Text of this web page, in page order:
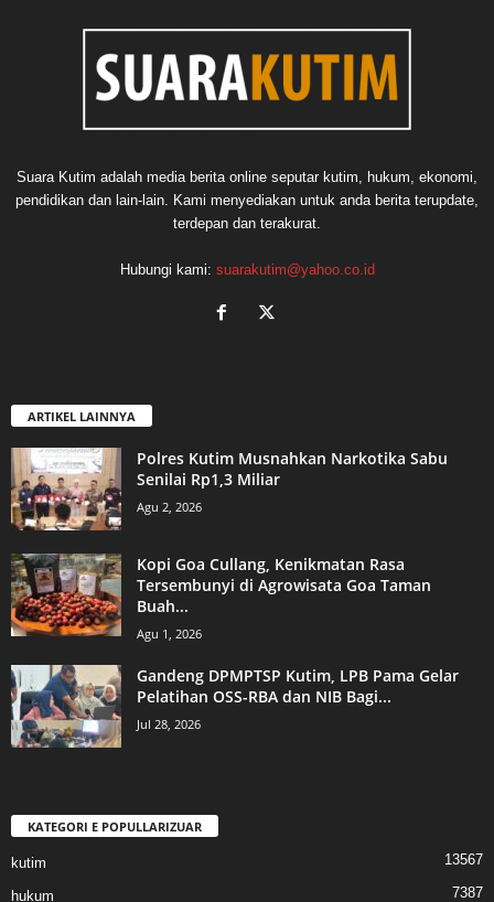
Suara Kutim adalah media berita online seputar kutim, hukum, ekonomi,
pendidikan dan lain-lain. Kami menyediakan untuk anda berita terupdate,
terdepan dan terakurat.
Hubungi kami: suarakutim@yahoo.co.id
ARTIKEL LAINNYA
Polres Kutim Musnahkan Narkotika Sabu
Senilai Rp1,3 Miliar
Agu 2, 2026
Kopi Goa Cullang, Kenikmatan Rasa
Tersembunyi di Agrowisata Goa Taman
Buah...
Agu 1, 2026
Gandeng DPMPTSP Kutim, LPB Pama Gelar
Pelatihan OSS-RBA dan NIB Bagi...
Jul 28, 2026
KATEGORI E POPULLARIZUAR
kutim 13567
hukum 7387